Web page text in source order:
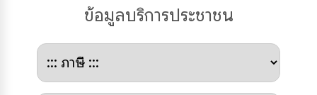
ข้อมูลบริการประชาชน